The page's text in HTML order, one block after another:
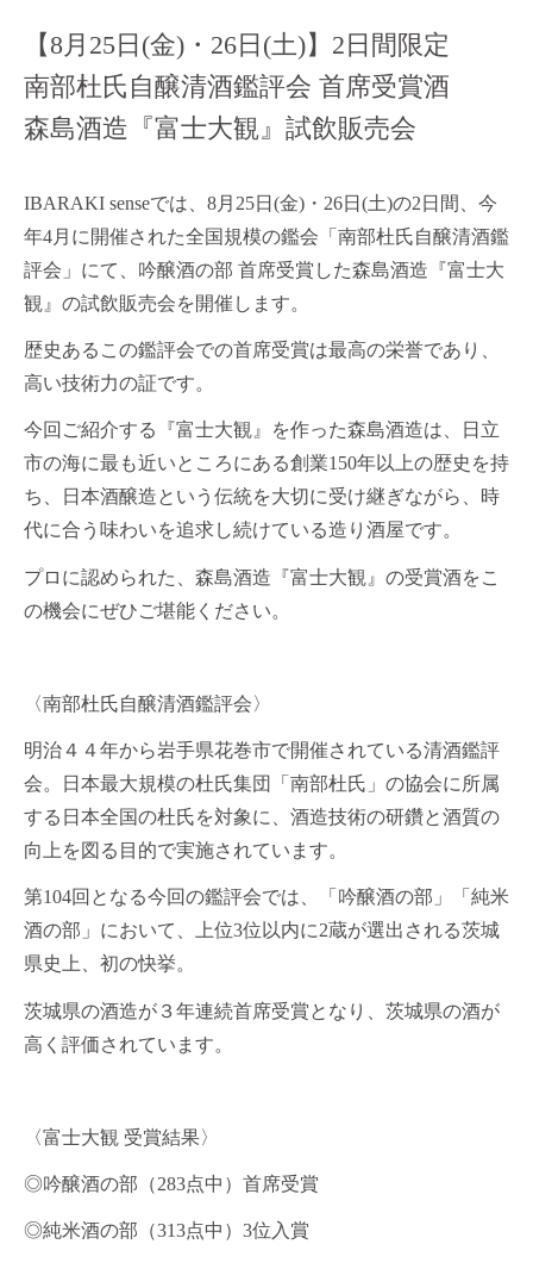
【8月25日(金)・26日(土)】2日間限定
南部杜氏自醸清酒鑑評会 首席受賞酒
森島酒造『富士大観』試飲販売会
IBARAKI senseでは、 8月 25日 (金) ・ 26日 (土)の2 日間、今
年4月に開催された全国規模の鑑会「南部杜氏自醸清酒鑑
評会」にて、吟醸酒の部 首席受賞した森島酒造『富士大
観』の試飲販売会を開催します。
歴史あるこの鑑評会での首席受賞は最高の栄誉であり、
高い技術力の証です。
今回ご紹介する『富士大観』を作った森島酒造は、日立
市の海に最も近いところにある創業150年以上の歴史を持
ち、日本酒醸造という伝統を大切に受け継ぎながら、時
代に合う味わいを追求し続けている造り酒屋です。
プロに認められた、森島酒造『富士大観』の受賞酒をこ
の機会にぜひご堪能ください。
〈南部杜氏自醸清酒鑑評会〉
明治４４年から岩手県花巻市で開催されている清酒鑑評
会。日本最大規模の杜氏集団「南部杜氏」の協会に所属
する日本全国の杜氏を対象に、酒造技術の研鑽と酒質の
向上を図る目的で実施されています。
第104回となる今回の鑑評会では、「吟醸酒の部」「純米
酒の部」において、上位3位以内に2蔵が選出される茨城
県史上、初の快挙。
茨城県の酒造が３年連続首席受賞となり、茨城県の酒が
高く評価されています。
〈富士大観 受賞結果〉
◎吟醸酒の部（283点中）首席受賞
◎純米酒の部（313点中）3位入賞